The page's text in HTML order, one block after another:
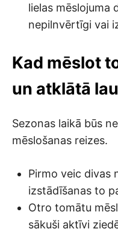
lielas mēslojuma
nepilnvērtīgi vai
Kad mēslot
un atklātā
Sezonas laikā būs
mēslošanas reizes.
Pirmo veic divas
izstādīšanas to
Otro tomātu
sākuši aktīvi